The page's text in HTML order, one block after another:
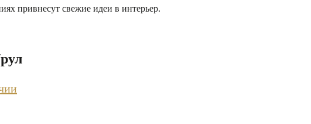
привнесут свежие идеи в интерьер.